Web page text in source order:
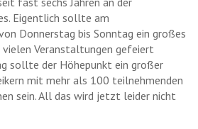
Eigentlich sollte am
Donnerstag bis Sonntag ein großes
Veranstaltungen gefeiert
sollte der Höhepunkt ein großer
mit mehr als 100 teilnehmenden
sein. All das wird jetzt leider nicht